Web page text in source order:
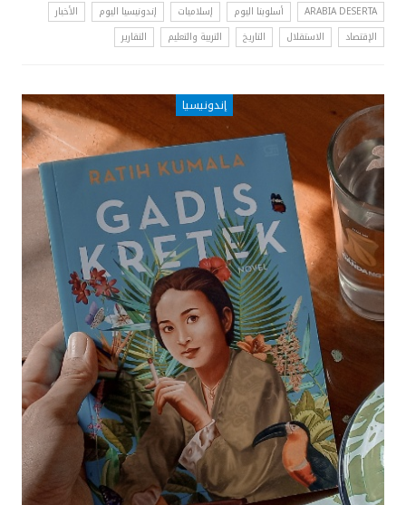
ARABIA DESERTA أسلوبنا اليوم إسلاميات إندونيسيا اليوم
الأخبار
الإقتصاد
الاستقلال التاريخ التربية والتعليم التقارير
إندونيسيا